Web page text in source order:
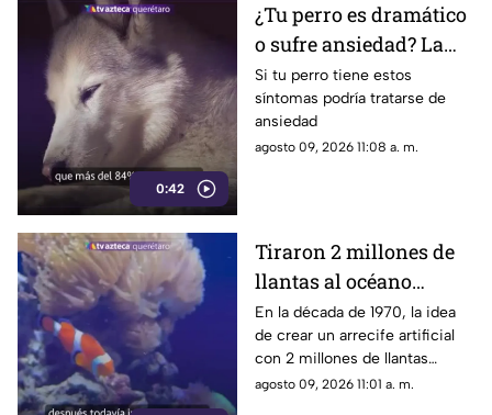
0:42
¿Tu perro es dramático
o sufre ansiedad? La
señal que la mayoría de
los dueños pasa por
alto
Si tu perro tiene estos
síntomas podría tratarse de
ansiedad
agosto 09, 2026 11:08 a. m.
Tiraron 2 millones de
llantas al océano
pensando que
ayudarían a la vida
marina; hoy luchan por
sacarlas
En la década de 1970, la idea
de crear un arrecife artificial
con 2 millones de llantas
parecía la solución perfecta
agosto 09, 2026 11:01 a. m.